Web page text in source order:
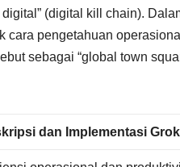
(digital kill chain).
cara pengetahuan
sebagai “global town
dan Implementasi Grok